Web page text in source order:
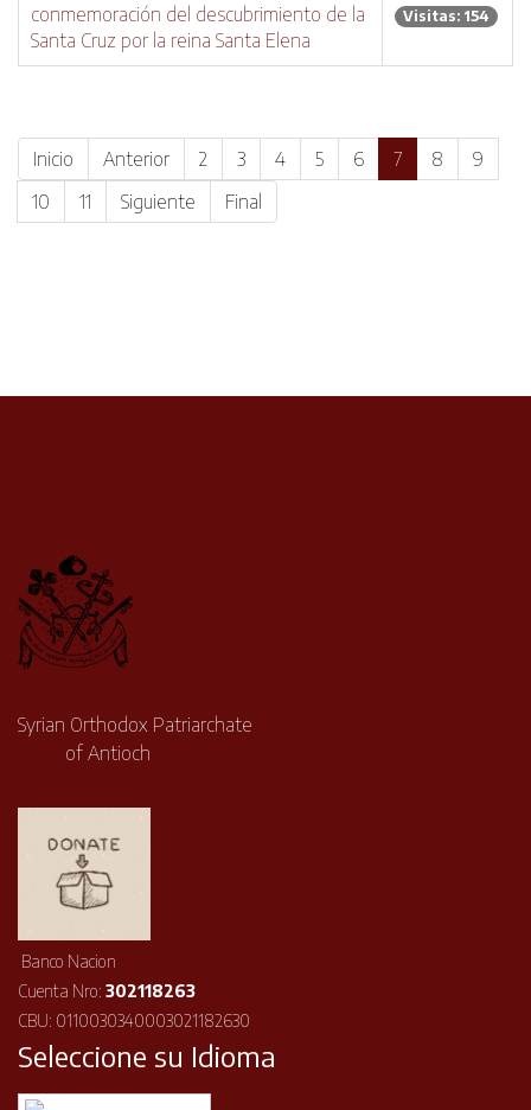
conmemoración del descubrimiento de la
Santa Cruz por la reina Santa Elena
Visitas: 154
Inicio Anterior 2 3 4 5 6 7 8
9
10
11 Siguiente Final
Syrian Orthodox Patriarchate
of Antioch
Banco Nacion
Cuenta Nro: 302118263
CBU: 0110030340003021182630
Seleccione su Idioma